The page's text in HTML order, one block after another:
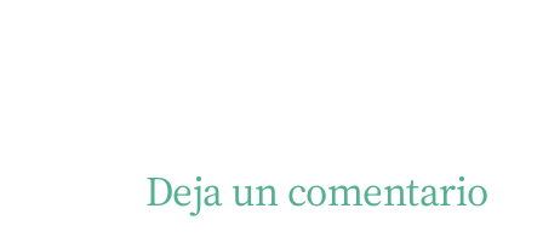
Deja un comentario